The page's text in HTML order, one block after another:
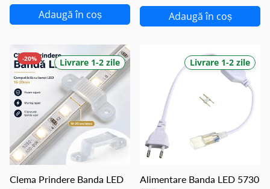
Adaugă în coș Adaugă în coș
Livrare 1-2 zile
-20%
Clema Prindere Banda LED
Livrare 1-2 zile
Alimentare Banda LED 5730